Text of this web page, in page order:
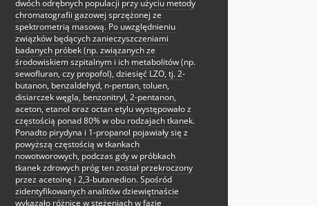
dwóch odrębnych populacji przy użyciu metody
chromatografii gazowej sprzężonej ze
spektrometrią masową. Po uwzględnieniu
związków będących zanieczyszczeniami
badanych próbek (np. związanych ze
środowiskiem szpitalnym i ich metabolitów (np.
sewofluran, czy propofol), dziesięć LZO, tj. 2-
butanon, benzaldehyd, n-pentan, toluen,
disiarczek węgla, benzonitryl, 2-pentanon,
aceton, etanol oraz octan etylu występowało z
częstością ponad 80% w obu rodzajach tkanek.
Ponadto pirydyna i 1-propanol pojawiały się z
powyższą częstością w tkankach
nowotworowych, podczas gdy w próbkach
tkanek zdrowych próg ten został przekroczony
przez acetoinę i 2,3-butanedion. Spośród
zidentyfikowanych analitów dziewiętnaście
wykazało różnice w stężeniach w fazie